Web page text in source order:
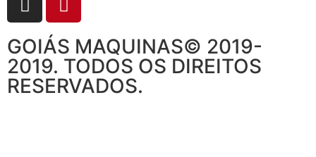
GOIÁS MAQUINAS© 2019-
2019. TODOS OS DIREITOS
RESERVADOS.